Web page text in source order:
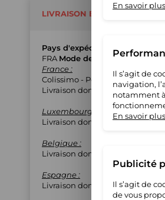
LIVRAISON ET RETOUR
Pays d'expédition
FRA Mode de livraison
France :
Colissimo - Point relais
Livraison domicile avec suivi
Luxembourg :
Livraison domicile contre
Belgique :
Livraison domicile contre
Espagne :
Livraison domicile contre
En savoir plus
Il s’agit de
navigation,
notamment
En savoir plus
Publicité
Il s’agit de
de vous